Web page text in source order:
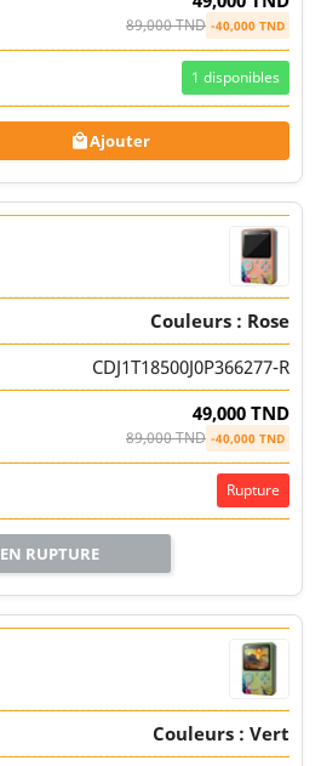
89,000 TND -40,000 TND
1 disponibles
Ajouter
Couleurs : Rose
CDJ1T18500J0P366277-R
49,000 TND
89,000 TND -40,000 TND
Rupture
EN RUPTURE
Couleurs : Vert